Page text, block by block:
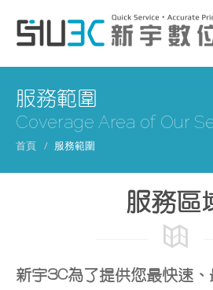
服務範圍
Coverage Area of Our
首頁 服務範圍
服務區
新宇3C為了提供您最快速、